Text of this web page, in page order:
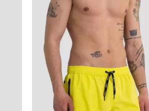
has
multiple
variants.
options
may
be